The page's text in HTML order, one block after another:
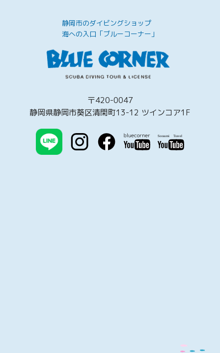
静岡市のダイビングショップ
海への入口「ブルーコーナー」
〒420-0047
静岡県静岡市葵区清閑町13-12 ツインコア1F